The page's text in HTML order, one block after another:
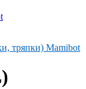
тряпки) Mamibot